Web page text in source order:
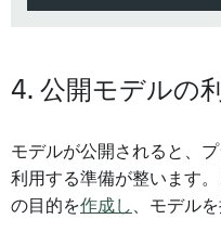
4. 公開モデルの
モデルが公開されると、
利用する準備が整います
の目的を作成し 、モデル